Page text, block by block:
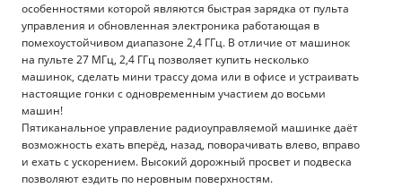
особенностями которой являются быстрая зарядка от пульта
управления и обновленная электроника работающая в
помехоустойчивом диапазоне 2,4 ГГц. В отличие от машинок
на пульте 27 МГц, 2,4 ГГц позволяет купить несколько
машинок, сделать мини трассу дома или в офисе и устраивать
настоящие гонки с одновременным участием до восьми
машин!
Пятиканальное управление радиоуправляемой машинке даёт
возможность ехать вперёд, назад, поворачивать влево, вправо
и ехать с ускорением. Высокий дорожный просвет и подвеска
позволяют ездить по неровным поверхностям.